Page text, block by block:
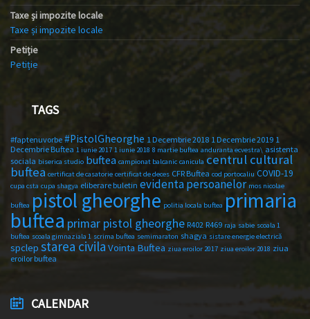
Taxe și impozite locale
Taxe și impozite locale
Petiție
Petiție
TAGS
#faptenuvorbe #PistolGheorghe 1 Decembrie 2018 1 Decembrie 2019 1
Decembrie Buftea 1 iunie 2017 1 iunie 2018 8 martie buftea anduranta ecvestra\ asistenta
sociala biserica studio buftea campionat balcanic canicula centrul cultural
buftea certificat de casatorie certificat de deces CFR Buftea cod portocaliu COVID-19
cupa csta cupa shagya eliberare buletin evidenta persoanelor mos nicolae
buftea pistol gheorghe politia locala buftea primaria
buftea primar pistol gheorghe R402 R469 raja sabie scoala 1
buftea scoala gimnaziala 1 scrima buftea semimaraton shagya sistare energie electrică
spclep starea civila Vointa Buftea ziua eroilor 2017 ziua eroilor 2018 ziua
eroilor buftea
CALENDAR